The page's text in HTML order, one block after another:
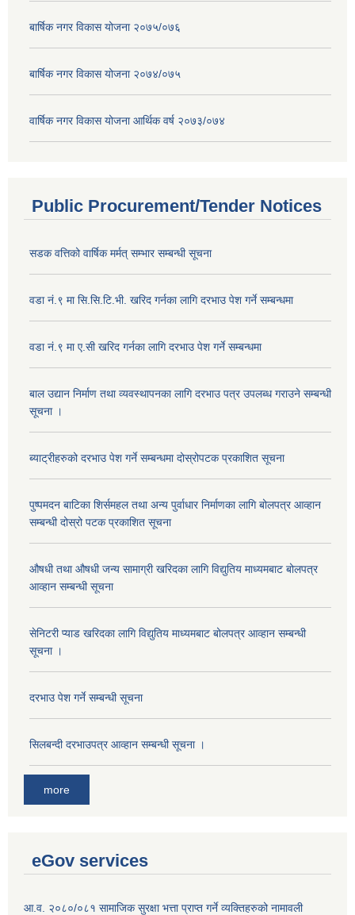
बार्षिक नगर विकास योजना २०७५/०७६
बार्षिक नगर विकास योजना २०७४/०७५
वार्षिक नगर विकास योजना आर्थिक वर्ष २०७३/०७४
Public Procurement/Tender Notices
सडक वत्तिको वार्षिक मर्मत् सम्भार सम्बन्धी सूचना
वडा नं.९ मा सि.सि.टि.भी. खरिद गर्नका लागि दरभाउ पेश गर्ने सम्बन्धमा
वडा नं.९ मा ए.सी खरिद गर्नका लागि दरभाउ पेश गर्ने सम्बन्धमा
बाल उद्यान निर्माण तथा व्यवस्थापनका लागि दरभाउ पत्र उपलब्ध गराउने सम्बन्धी
सूचना ।
ब्याट्रीहरुको दरभाउ पेश गर्ने सम्बन्धमा दोस्रोपटक प्रकाशित सूचना
पुष्पमदन बाटिका शिर्समहल तथा अन्य पुर्वाधार निर्माणका लागि बोलपत्र आव्हान
सम्बन्धी दोस्रो पटक प्रकाशित सूचना
औषधी तथा औषधी जन्य सामाग्री खरिदका लागि विद्युतिय माध्यमबाट बोलपत्र
आव्हान सम्बन्धी सूचना
सेनिटरी प्याड खरिदका लागि विद्युतिय माध्यमबाट बोलपत्र आव्हान सम्बन्धी
सूचना ।
दरभाउ पेश गर्ने सम्बन्धी सूचना
सिलबन्दी दरभाउपत्र आव्हान सम्बन्धी सूचना ।
more
eGov services
आ.व. २०८०/०८१ सामाजिक सुरक्षा भत्ता प्राप्त गर्ने व्यक्तिहरुको नामावली